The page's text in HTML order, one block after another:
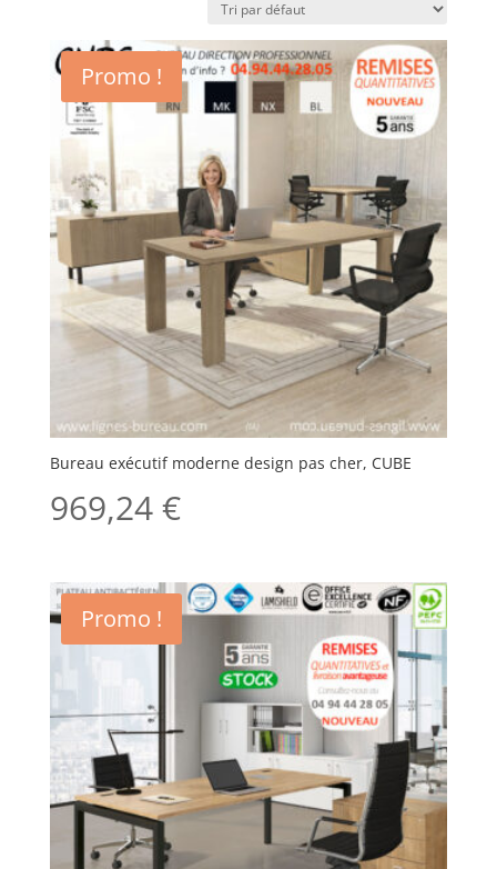
Promo !
Bureau exécutif moderne design pas cher, CUBE
969,24€
Promo !